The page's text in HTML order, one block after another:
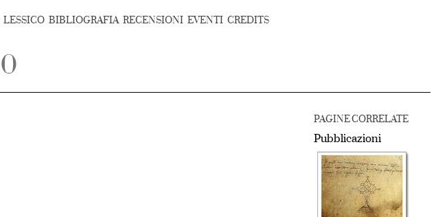
LESSICO BIBLIOGRAFIA RECENSIONI EVENTI CREDITS
PAGINE CORRELATE
Pubblicazioni